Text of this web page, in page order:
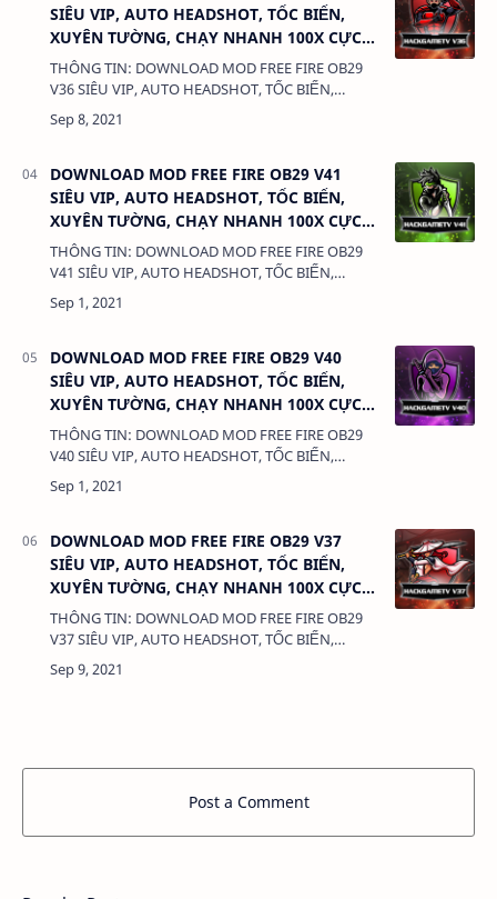
SIÊU VIP, AUTO HEADSHOT, TỐC BIẾN,
XUYÊN TƯỜNG, CHẠY NHANH 100X CỰC
VIP FIX LỖI KHÓA ID, KHÔNG KHÓA ACC
THÔNG TIN: DOWNLOAD MOD FREE FIRE OB29
V36 SIÊU VIP, AUTO HEADSHOT, TỐC BIẾN,
XUYÊN TƯỜNG, CHẠY NHANH 100X CỰC VIP FIX
LỖI KHÓA ID, KHÔNG KHÓA ACC DUNG LƯỢNG:
DOWNLOAD MOD FREE FIRE OB29 V41
SIÊU VIP, AUTO HEADSHOT, TỐC BIẾN,
XUYÊN TƯỜNG, CHẠY NHANH 100X CỰC
VIP FIX LỖI KHÓA ID, KHÔNG KHÓA ACC
THÔNG TIN: DOWNLOAD MOD FREE FIRE OB29
V41 SIÊU VIP, AUTO HEADSHOT, TỐC BIẾN,
XUYÊN TƯỜNG, CHẠY NHANH 100X CỰC VIP FIX
LỖI KHÓA ID, KHÔNG KHÓA ACC DUNG LƯỢNG:
DOWNLOAD MOD FREE FIRE OB29 V40
SIÊU VIP, AUTO HEADSHOT, TỐC BIẾN,
XUYÊN TƯỜNG, CHẠY NHANH 100X CỰC
VIP FIX LỖI KHÓA ID, KHÔNG KHÓA ACC
THÔNG TIN: DOWNLOAD MOD FREE FIRE OB29
V40 SIÊU VIP, AUTO HEADSHOT, TỐC BIẾN,
XUYÊN TƯỜNG, CHẠY NHANH 100X CỰC VIP FIX
LỖI KHÓA ID, KHÔNG KHÓA ACC DUNG LƯỢNG:
DOWNLOAD MOD FREE FIRE OB29 V37
SIÊU VIP, AUTO HEADSHOT, TỐC BIẾN,
XUYÊN TƯỜNG, CHẠY NHANH 100X CỰC
VIP FIX LỖI KHÓA ID, KHÔNG KHÓA ACC
THÔNG TIN: DOWNLOAD MOD FREE FIRE OB29
V37 SIÊU VIP, AUTO HEADSHOT, TỐC BIẾN,
XUYÊN TƯỜNG, CHẠY NHANH 100X CỰC VIP FIX
LỖI KHÓA ID, KHÔNG KHÓA ACC DUNG LƯỢNG:
Post a Comment